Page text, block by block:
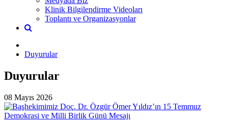
Klinik Bilgilendirme Videoları
Toplantı ve Organizasyonlar
Duyurular
Duyurular
08 Mayıs 2026